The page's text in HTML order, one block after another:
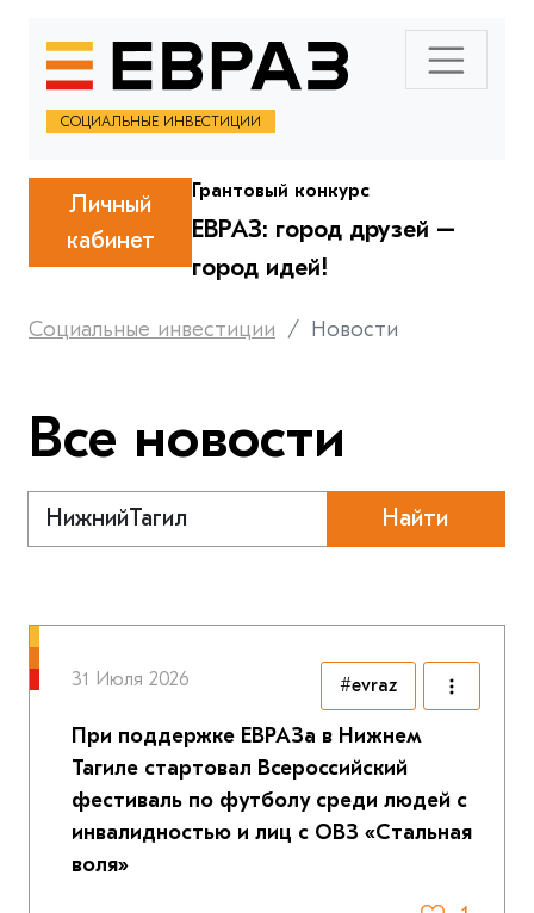
СОЦИАЛЬНЫЕ ИНВЕСТИЦИИ
Личный
кабинет
Грантовый конкурс
ЕВРАЗ: город друзей –
город идей!
Социальные инвестиции Новости
Все новости
Найти
31 Июля 2026
При поддержке ЕВРАЗа в Нижнем
Тагиле стартовал Всероссийский
фестиваль по футболу среди людей с
инвалидностью и лиц с ОВЗ «Стальная
воля»
#evraz